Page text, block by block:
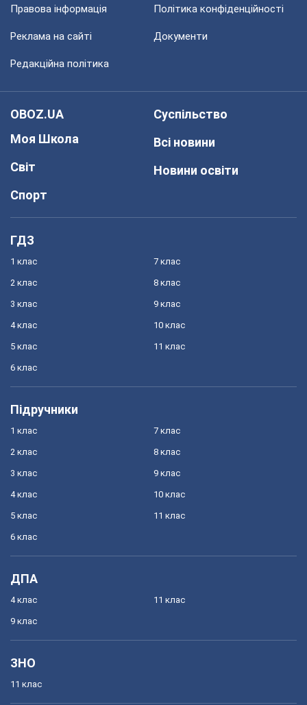
Правова інформація Політика конфіденційності
Реклама на сайті Документи
Редакційна політика
OBOZ.UA
Моя Школа
Світ
Спорт
Суспільство
Всі новини
Новини освіти
ГДЗ
1 клас
2 клас
3 клас
4 клас
5 клас
6 клас
7 клас
8 клас
9 клас
10 клас
11 клас
Підручники
1 клас
2 клас
3 клас
4 клас
5 клас
6 клас
7 клас
8 клас
9 клас
10 клас
11 клас
ДПА
4 клас
9 клас
11 клас
ЗНО
11 клас